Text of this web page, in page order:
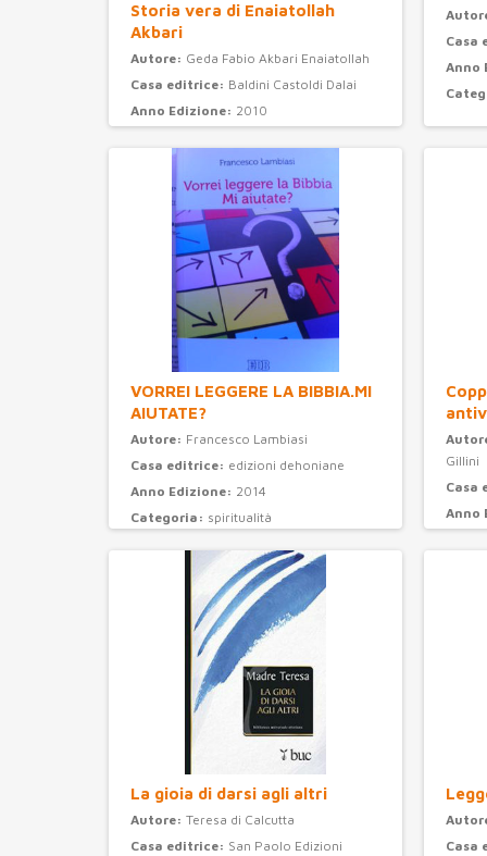
Storia vera di Enaiatollah
Akbari
Autore: Geda Fabio Akbari Enaiatollah
Casa editrice: Baldini Castoldi Dalai
Anno Edizione: 2010
Casa
Anno
VORREI LEGGERE LA BIBBIA.MI
AIUTATE?
Autore: Francesco Lambiasi
Casa editrice: edizioni dehoniane
Anno Edizione: 2014
Categoria: spiritualità
Gillini
Casa
Anno
La gioia di darsi agli altri
Autore: Teresa di Calcutta
Casa editrice: San Paolo Edizioni
Casa